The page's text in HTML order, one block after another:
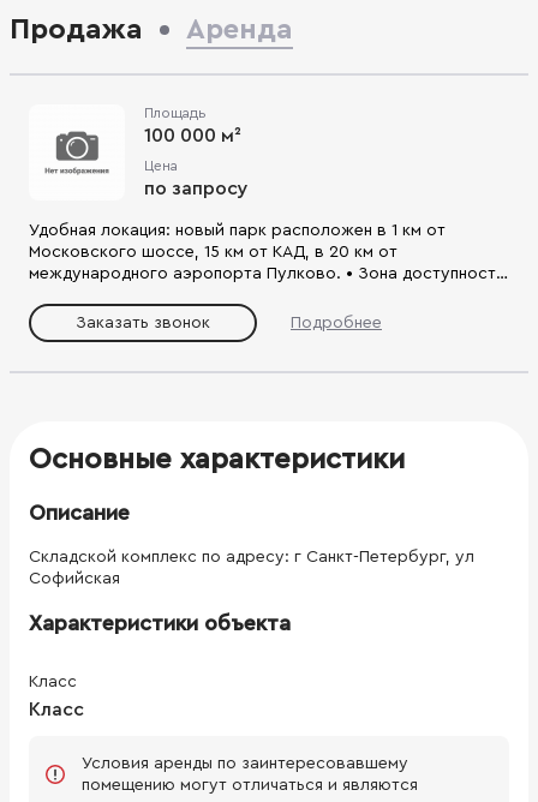
Продажа Аренда
Площадь
100 000 м²
Цена
по запросу
Удобная локация: новый парк расположен в 1 км от
Московского шоссе, 15 км от КАД, в 20 км от
международного аэропорта Пулково. • Зона доступности
Строительство «под ключ», начиная от проектирования,
заканчивая вводом в эксплуатацию. • Сроки возведения
эксплуатационные расходы за счет энергоэффективности
зданий.
Заказать звонок Подробнее
Основные характеристики
Описание
Складской комплекс по адресу: г Санкт-Петербург, ул
Софийская
Характеристики объекта
Класс
Класс
Условия аренды по заинтересовавшему
помещению могут отличаться и являются